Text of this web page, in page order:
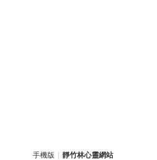
手機版 靜竹林心靈網站